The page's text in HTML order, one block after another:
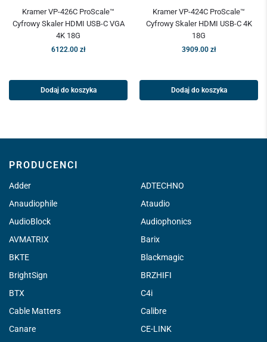
Kramer VP-426C ProScale™
Cyfrowy Skaler HDMI USB-C VGA
4K 18G
6122.00 zł
Dodaj do koszyka
Kramer VP-424C ProScale™
Cyfrowy Skaler HDMI USB-C 4K
18G
3909.00 zł
Dodaj do koszyka
PRODUCENCI
Adder
ADTECHNO
Anaudiophile
Ataudio
AudioBlock
Audiophonics
AVMATRIX
Barix
BKTE
Blackmagic
BrightSign
BRZHIFI
BTX
C4i
Cable Matters
Calibre
Canare
CE-LINK